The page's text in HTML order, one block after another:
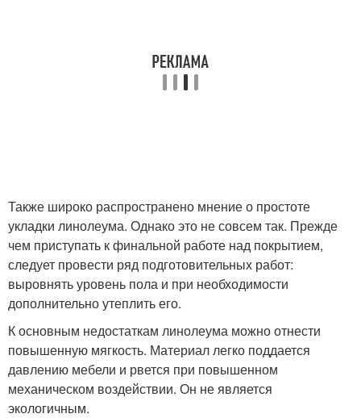
Также широко распространено мнение о простоте
укладки линолеума. Однако это не совсем так. Прежде
чем приступать к финальной работе над покрытием,
следует провести ряд подготовительных работ:
выровнять уровень пола и при необходимости
дополнительно утеплить его.
К основным недостаткам линолеума можно отнести
повышенную мягкость. Материал легко поддается
давлению мебели и рвется при повышенном
механическом воздействии. Он не является
экологичным.